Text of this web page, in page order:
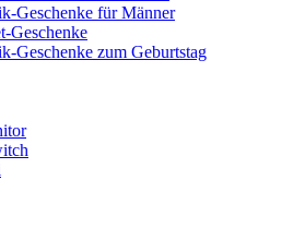
Geschenke für Männer
Geschenke
Geschenke zum Geburtstag